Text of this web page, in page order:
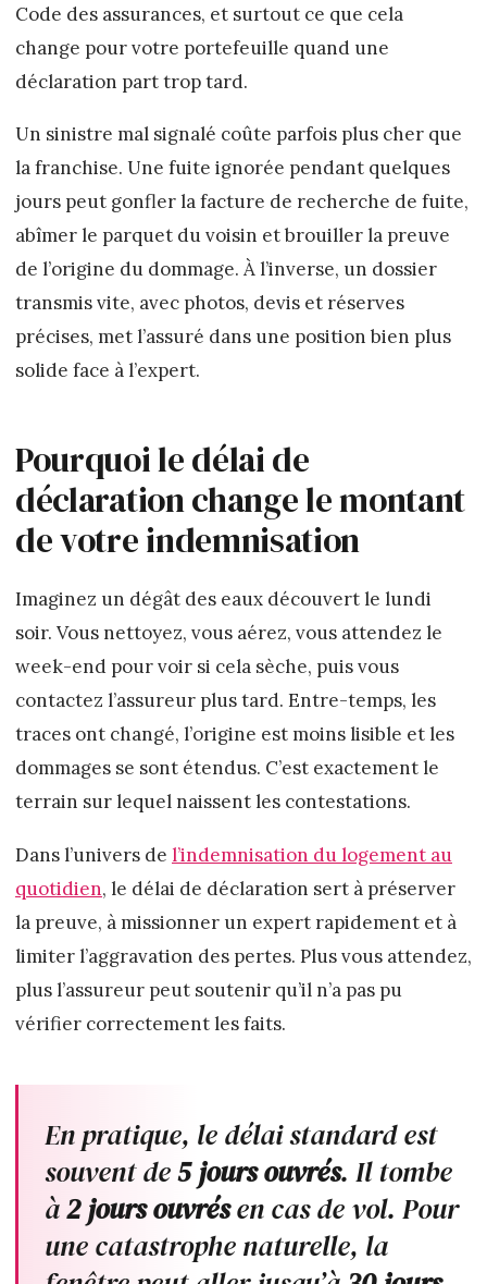
Code des assurances, et surtout ce que cela
change pour votre portefeuille quand une
déclaration part trop tard.
Un sinistre mal signalé coûte parfois plus cher que
la franchise. Une fuite ignorée pendant quelques
jours peut gonfler la facture de recherche de fuite,
abîmer le parquet du voisin et brouiller la preuve
de l’origine du dommage. À l’inverse, un dossier
transmis vite, avec photos, devis et réserves
précises, met l’assuré dans une position bien plus
solide face à l’expert.
Pourquoi le délai de
déclaration change le montant
de votre indemnisation
Imaginez un dégât des eaux découvert le lundi
soir. Vous nettoyez, vous aérez, vous attendez le
week-end pour voir si cela sèche, puis vous
contactez l’assureur plus tard. Entre-temps, les
traces ont changé, l’origine est moins lisible et les
dommages se sont étendus. C’est exactement le
terrain sur lequel naissent les contestations.
Dans l’univers de l’indemnisation du logement au
quotidien, le délai de déclaration sert à préserver
la preuve, à missionner un expert rapidement et à
limiter l’aggravation des pertes. Plus vous attendez,
plus l’assureur peut soutenir qu’il n’a pas pu
vérifier correctement les faits.
En pratique, le délai standard est
souvent de5 jours ouvrés. Il tombe
à2 jours ouvrésen cas de vol. Pour
une catastrophe naturelle, la